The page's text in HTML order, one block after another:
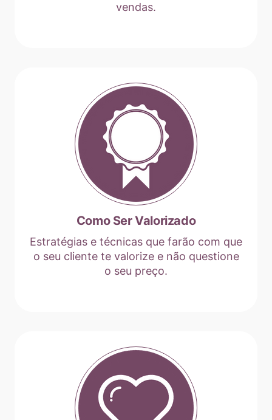
vendas.
Como Ser Valorizado
Estratégias e técnicas que farão com que
o seu cliente te valorize e não questione
o seu preço.